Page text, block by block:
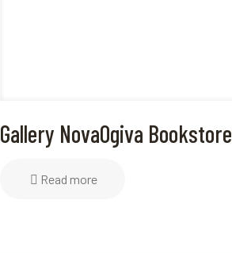
Gallery NovaOgiva Bookstore
Read more